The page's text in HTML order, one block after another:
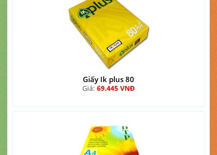
Giấy Ik plus 80
Giá: 69.445 VNĐ